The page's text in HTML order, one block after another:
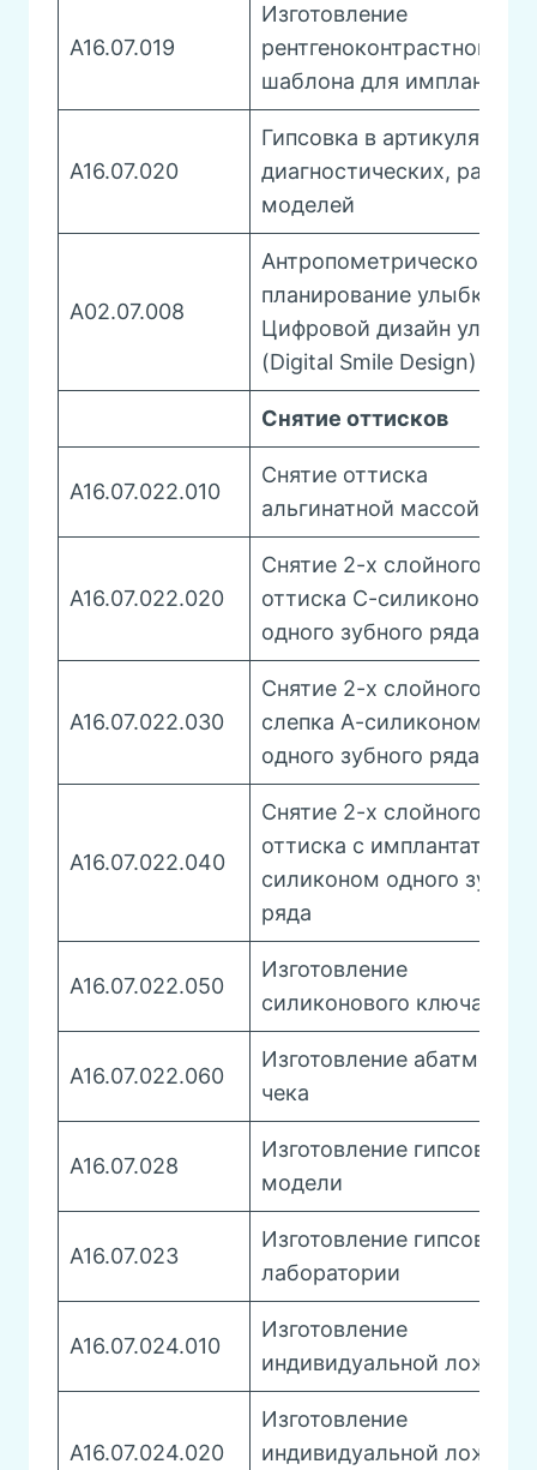
A16.07.019
Изготовление
рентгеноконтрастного
шаблона для
A16.07.020
Гипсовка в артикулятор
диагностических,
моделей
А02.07.008
Антропометрическое
планирование улыбки –
Цифровой дизайн улыбки
(Digital Smile Design)
Снятие оттисков
A16.07.022.010
Снятие оттиска
альгинатной массой
A16.07.022.020
Снятие 2-х слойного
оттиска С-силиконом
одного зубного ряда
A16.07.022.030
Снятие 2-х слойного
слепка А-силиконом
одного зубного ряда
A16.07.022.040
Снятие 2-х слойного
оттиска с имплантатов А-
силиконом одного
ряда
А16.07.022.050
Изготовление
силиконового ключа
А16.07.022.060
Изготовление абатмент
чека
A16.07.028
Изготовление гипсовой
модели
A16.07.023
Изготовление гипсовой в
лаборатории
A16.07.024.010
Изготовление
индивидуальной ложки
A16.07.024.020
Изготовление
индивидуальной ложки